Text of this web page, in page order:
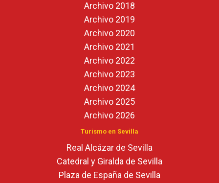
Archivo 2018
Archivo 2019
Archivo 2020
Archivo 2021
Archivo 2022
Archivo 2023
Archivo 2024
Archivo 2025
Archivo 2026
Turismo en Sevilla
Real Alcázar de Sevilla
Catedral y Giralda de Sevilla
Plaza de España de Sevilla